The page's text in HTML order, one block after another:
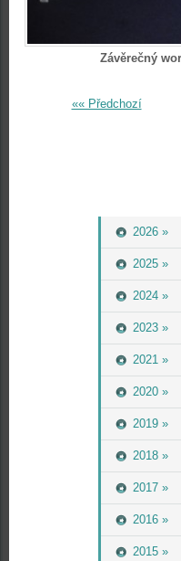
2026 »
2025 »
2024 »
2023 »
2021 »
2020 »
2019 »
2018 »
2017 »
2016 »
2015 »
Závěrečný
«« Předchozí